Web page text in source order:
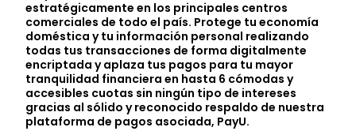
estratégicamente en los principales centros
comerciales de todo el país. Protege tu economía
doméstica y tu información personal realizando
todas tus transacciones de forma digitalmente
encriptada y aplaza tus pagos para tu mayor
tranquilidad financiera en hasta 6 cómodas y
accesibles cuotas sin ningún tipo de intereses
gracias al sólido y reconocido respaldo de nuestra
plataforma de pagos asociada, PayU.